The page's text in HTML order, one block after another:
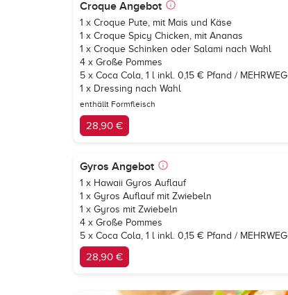
Croque Angebot
1 x Croque Pute, mit Mais und Käse
1 x Croque Spicy Chicken, mit Ananas
1 x Croque Schinken oder Salami nach Wahl
4 x Große Pommes
5 x Coca Cola, 1 l inkl. 0,15 € Pfand / MEHRWEG
1 x Dressing nach Wahl
enthällt Formfleisch
28,90 €
Gyros Angebot
1 x Hawaii Gyros Auflauf
1 x Gyros Auflauf mit Zwiebeln
1 x Gyros mit Zwiebeln
4 x Große Pommes
5 x Coca Cola, 1 l inkl. 0,15 € Pfand / MEHRWEG
28,90 €